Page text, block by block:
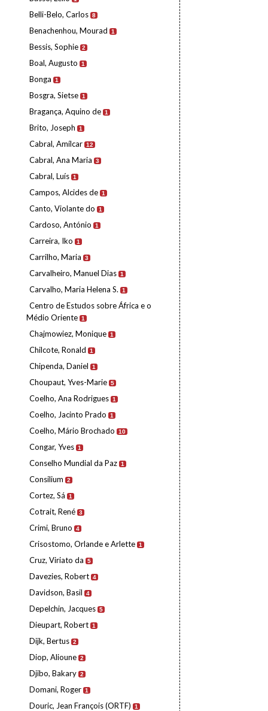
Belli-Belo, Carlos 8
Benachenhou, Mourad 1
Bessis, Sophie 2
Boal, Augusto 1
Bonga 1
Bosgra, Sietse 1
Bragança, Aquino de 1
Brito, Joseph 1
Cabral, Amílcar 12
Cabral, Ana Maria 3
Cabral, Luís 1
Campos, Alcides de 1
Canto, Violante do 1
Cardoso, António 1
Carreira, Iko 1
Carrilho, Maria 3
Carvalheiro, Manuel Dias 1
Carvalho, Maria Helena S. 1
Centro de Estudos sobre África e o
Médio Oriente 1
Chajmowiez, Monique 1
Chilcote, Ronald 1
Chipenda, Daniel 1
Choupaut, Yves-Marie 5
Coelho, Ana Rodrigues 1
Coelho, Jacinto Prado 1
Coelho, Mário Brochado 10
Congar, Yves 1
Conselho Mundial da Paz 1
Consilium 2
Cortez, Sá 1
Cotrait, René 3
Crimi, Bruno 4
Crisostomo, Orlande e Arlette 1
Cruz, Viriato da 5
Davezies, Robert 4
Davidson, Basil 4
Depelchin, Jacques 5
Dieupart, Robert 1
Dijk, Bertus 2
Diop, Alioune 2
Djibo, Bakary 2
Domani, Roger 1
Douric, Jean François (ORTF) 1